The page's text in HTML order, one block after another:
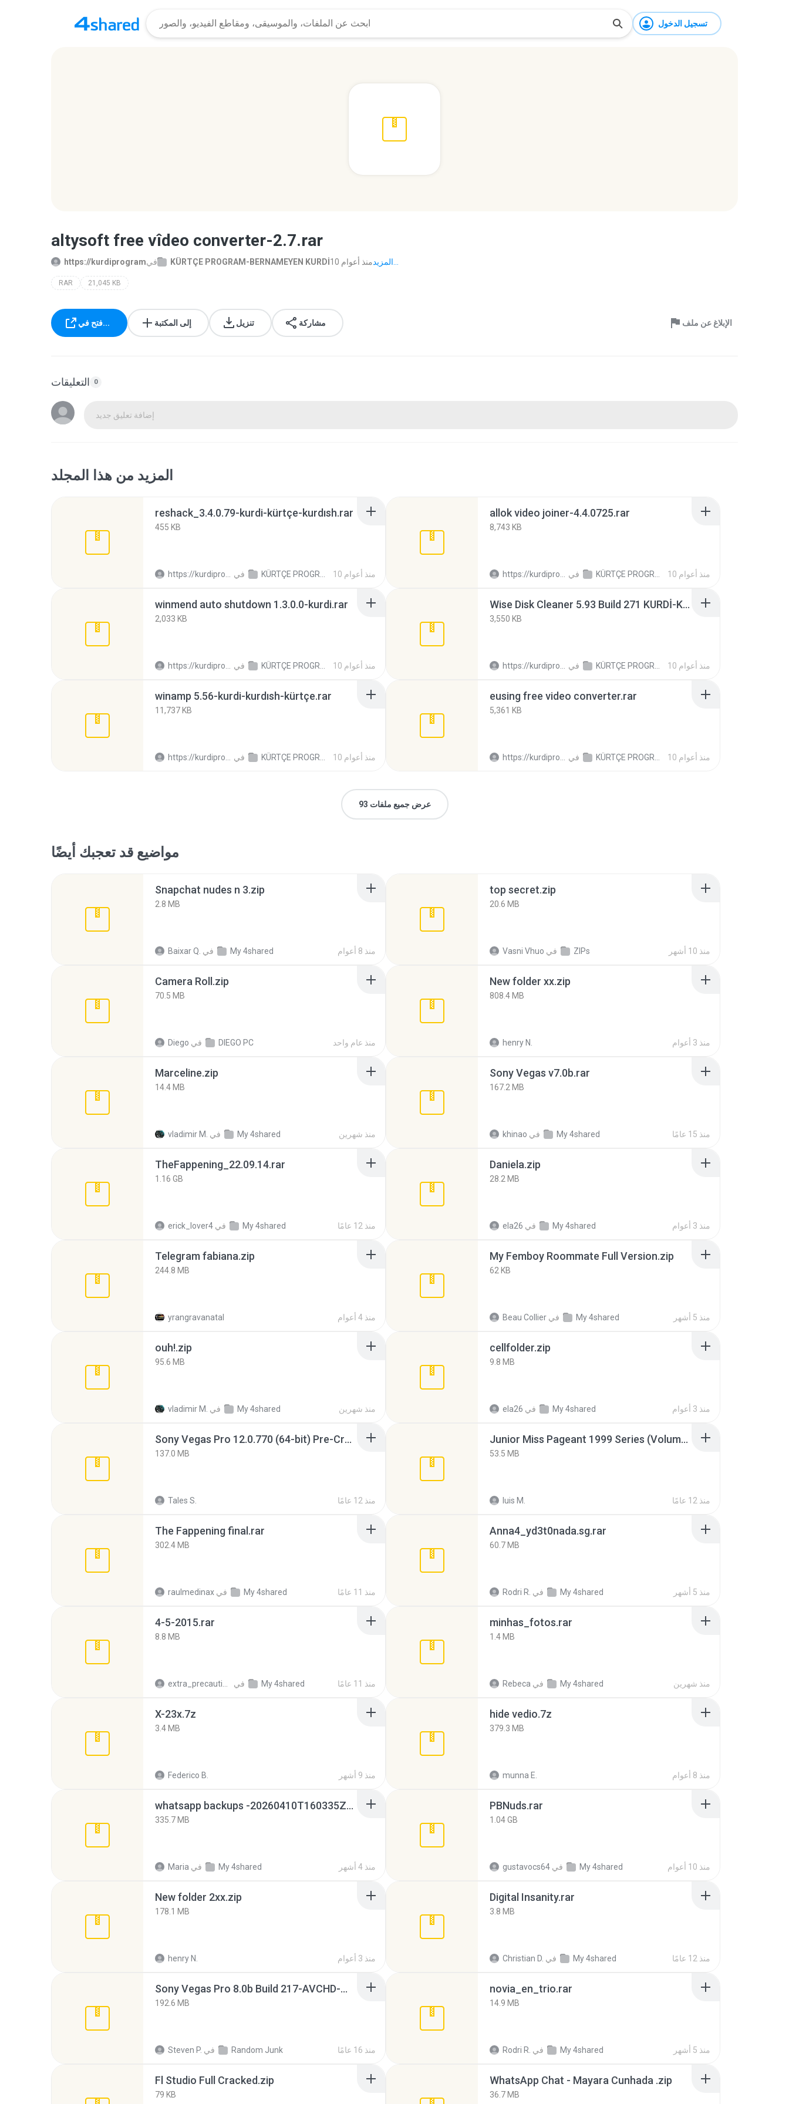
تسجيل الدخول
altysoft free vîdeo converter-2.7.rar
https://kurdiprogramفي KÜRTÇE PROGRAM-BERNAMEYEN KURDİ 10 منذ أعوام
RAR 21,045 KB
فتح في... إلى المكتبة تنزيل مشاركة الإبلاغ عن ملف
التعليقات 0
إضافة تعليق جديد
المزيد من هذا المجلد
reshack_3.4.0.79-kurdi-kürtçe-kurdısh.rar
455 KB
https://kurdiprogram.wordpress.com/ H. في KÜRTÇE PROGRAM-BERNAMEYEN KURDİ 10 منذ أعوام
allok video joiner-4.4.0725.rar
8,743 KB
https://kurdiprogram.wordpress.com/ H. في KÜRTÇE PROGRAM-BERNAMEYEN KURDİ 10 منذ أعوام
winmend auto shutdown 1.3.0.0-kurdi.rar
2,033 KB
https://kurdiprogram.wordpress.com/ H. في KÜRTÇE PROGRAM-BERNAMEYEN KURDİ 10 منذ أعوام
Wise Disk Cleaner 5.93 Build 271 KURDİ-KURTÇE.rar
3,550 KB
https://kurdiprogram.wordpress.com/ H. في KÜRTÇE PROGRAM-BERNAMEYEN KURDİ 10 منذ أعوام
winamp 5.56-kurdi-kurdısh-kürtçe.rar
11,737 KB
https://kurdiprogram.wordpress.com/ H. في KÜRTÇE PROGRAM-BERNAMEYEN KURDİ 10 منذ أعوام
eusing free video converter.rar
5,361 KB
https://kurdiprogram.wordpress.com/ H. في KÜRTÇE PROGRAM-BERNAMEYEN KURDİ 10 منذ أعوام
عرض جميع ملفات 93
مواضيع قد تعجبك أيضًا
Snapchat nudes n 3.zip
2.8 MB
Baixar Q. في My 4shared منذ 8 أعوام
top secret.zip
20.6 MB
Vasni Vhuo في ZIPs منذ 10 أشهر
Camera Roll.zip
70.5 MB
Diego في DIEGO PC منذ عام واحد
New folder xx.zip
808.4 MB
henry N. منذ 3 أعوام
Marceline.zip
14.4 MB
vladimir M. في My 4shared منذ شهرين
Sony Vegas v7.0b.rar
167.2 MB
khinao في My 4shared منذ 15 عامًا
TheFappening_22.09.14.rar
1.16 GB
erick_lover4 في My 4shared منذ 12 عامًا
Daniela.zip
28.2 MB
ela26 في My 4shared منذ 3 أعوام
Telegram fabiana.zip
244.8 MB
yrangravanatal منذ 4 أعوام
My Femboy Roommate Full Version.zip
62 KB
Beau Collier في My 4shared منذ 5 أشهر
ouh!.zip
95.6 MB
vladimir M. في My 4shared منذ شهرين
cellfolder.zip
9.8 MB
ela26 في My 4shared منذ 3 أعوام
Sony Vegas Pro 12.0.770 (64-bit) Pre-Cracked.zip
137.0 MB
Tales S. منذ 12 عامًا
Junior Miss Pageant 1999 Series (Volume I Part I NC 6).7z
53.5 MB
luis M. منذ 12 عامًا
The Fappening final.rar
302.4 MB
raulmedinax في My 4shared منذ 11 عامًا
Anna4_yd3t0nada.sg.rar
60.7 MB
Rodri R. في My 4shared منذ 5 أشهر
4-5-2015.rar
8.8 MB
في My 4shared منذ 11 عامًا
minhas_fotos.rar
1.4 MB
Rebeca في My 4shared منذ شهرين
X-23x.7z
3.4 MB
Federico B. منذ 9 أشهر
hide vedio.7z
379.3 MB
munna E. منذ 8 أعوام
whatsapp backups -20260410T160335Z-3-001.zip
335.7 MB
Maria في My 4shared منذ 4 أشهر
PBNuds.rar
1.04 GB
gustavocs64 في My 4shared منذ 10 أعوام
New folder 2xx.zip
178.1 MB
henry N. منذ 3 أعوام
Digital Insanity.rar
3.8 MB
Christian D. في My 4shared منذ 12 عامًا
Sony Vegas Pro 8.0b Build 217-AVCHD-MPG-AC3 FIXED.7z
192.6 MB
Steven P. في Random Junk منذ 16 عامًا
novia_en_trio.rar
14.9 MB
Rodri R. في My 4shared منذ 5 أشهر
Fl Studio Full Cracked.zip
79 KB
WhatsApp Chat - Mayara Cunhada .zip
36.7 MB